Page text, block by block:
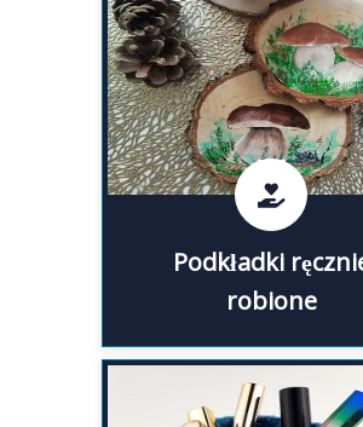
Podkładki
robione
Unikatowe, ręcznie
podkładki na stół,
kubek lub talerze to
niezastąpiony dodatek do
kuchni i jadalni!
Podkładki ręcznie
Ozdoby do domu